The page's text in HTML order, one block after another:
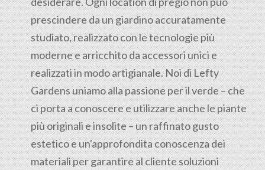
prescindere da un giardino accuratamente
studiato, realizzato con le tecnologie più
moderne e arricchito da accessori unici e
realizzati in modo artigianale. Noi di Lefty
Gardens uniamo alla passione per il verde – che
ci porta a conoscere e utilizzare anche le piante
più originali e insolite – un raffinato gusto
estetico e un'approfondita conoscenza dei
materiali per garantire al cliente soluzioni